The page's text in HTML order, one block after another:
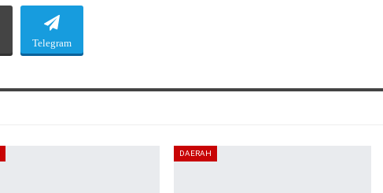
Telegram
DAERAH